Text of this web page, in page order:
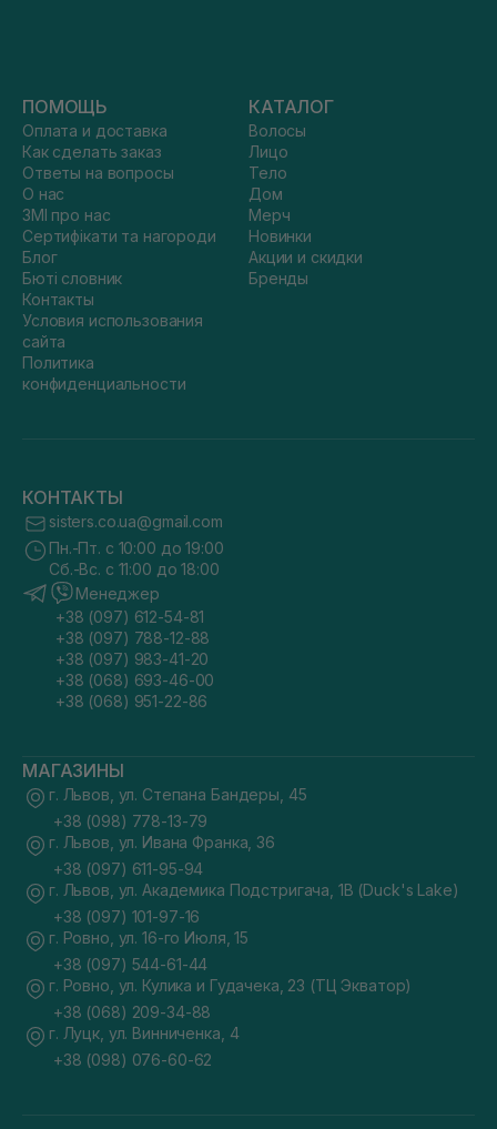
ПОМОЩЬ
Оплата и доставка
Как сделать заказ
Ответы на вопросы
О нас
ЗМІ про нас
Сертифікати та нагороди
Блог
Бюті словник
Контакты
Условия использования
сайта
Политика
конфиденциальности
КАТАЛОГ
Волосы
Лицо
Тело
Дом
Мерч
Новинки
Акции и скидки
Бренды
КОНТАКТЫ
sisters.co.ua@gmail.com
Пн.-Пт. с 10:00 до 19:00
Сб.-Вс. с 11:00 до 18:00
Менеджер
+38 (097) 612-54-81
+38 (097) 788-12-88
+38 (097) 983-41-20
+38 (068) 693-46-00
+38 (068) 951-22-86
МАГАЗИНЫ
г. Львов, ул. Степана Бандеры, 45
+38 (098) 778-13-79
г. Львов, ул. Ивана Франка, 36
+38 (097) 611-95-94
г. Львов, ул. Академика Подстригача, 1В (Duck's Lake)
+38 (097) 101-97-16
г. Ровно, ул. 16-го Июля, 15
+38 (097) 544-61-44
г. Ровно, ул. Кулика и Гудачека, 23 (ТЦ Экватор)
+38 (068) 209-34-88
г. Луцк, ул. Винниченка, 4
+38 (098) 076-60-62